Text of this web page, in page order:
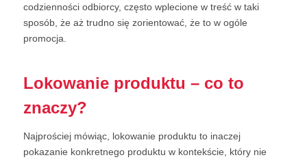
codzienności odbiorcy, często wplecione w treść w taki
sposób, że aż trudno się zorientować, że to w ogóle
promocja.
Lokowanie produktu – co to
znaczy?
Najprościej mówiąc, lokowanie produktu to inaczej
pokazanie konkretnego produktu w kontekście, który nie